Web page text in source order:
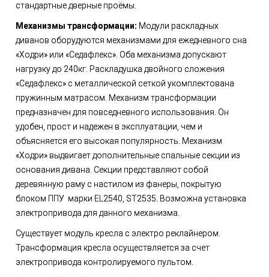
стандартные дверные проёмы.
Механизмы трансформации: Модули раскладных
диванов оборудуются механизмами для ежедневного сна
«Ходри» или «Седафлекс». Оба механизма допускают
нагрузку до 240кг. Раскладушка двойного сложения
«Седафлекс» с металлической сеткой укомплектована
пружинным матрасом. Механизм трансформации
предназначен для повседневного использования. Он
удобен, прост и надежен в эксплуатации, чем и
объясняется его высокая популярность. Механизм
«Ходри» выдвигает дополнительные спальные секции из
основания дивана. Секции представляют собой
деревянную раму с настилом из фанеры, покрытую
блоком ППУ марки EL2540, ST2535. Возможна установка
электропривода для данного механизма.
Существует модуль кресла с электро реклайнером.
Трансформация кресла осуществляется за счет
электропривода контролируемого пультом.